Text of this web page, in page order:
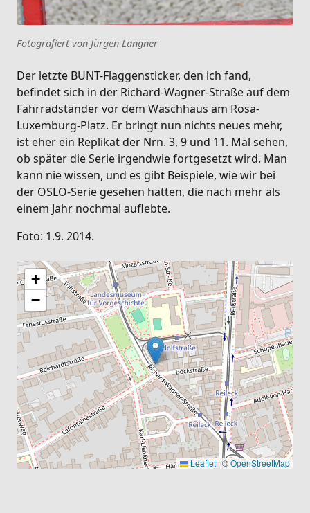
Fotografiert von Jürgen Langner
Der letzte BUNT-Flaggensticker, den ich fand,
befindet sich in der Richard-Wagner-Straße auf dem
Fahrradständer vor dem Waschhaus am Rosa-
Luxemburg-Platz. Er bringt nun nichts neues mehr,
ist eher ein Replikat der Nrn. 3, 9 und 11. Mal sehen,
ob später die Serie irgendwie fortgesetzt wird. Man
kann nie wissen, und es gibt Beispiele, wie wir bei
der OSLO-Serie gesehen hatten, die nach mehr als
einem Jahr nochmal auflebte.
Foto: 1.9. 2014.
+
−
Leaflet|©OpenStreetMap